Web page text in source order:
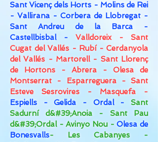
Sant Vicenç dels Horts - Molins de Rei
- Vallirana - Corbera de Llobregat -
Sant Andreu de la Barca -
Castellbisbal -
Valldoreix - Sant
Cugat del Vallés - Rubí - Cerdanyola
del Vallés - Martorell - Sant Llorenç
de Hortons - Abrera - Olesa de
Montserrat - Esparreguera - Sant
Esteve Sesrovires - Masquefa -
Espiells - Gelida - Ordal -
Sant
Sadurní d&#39;Anoia - Sant Pau
d&#39;Ordal - Avinyo Nou - Olesa de
Bonesvalls- Les Cabanyes -